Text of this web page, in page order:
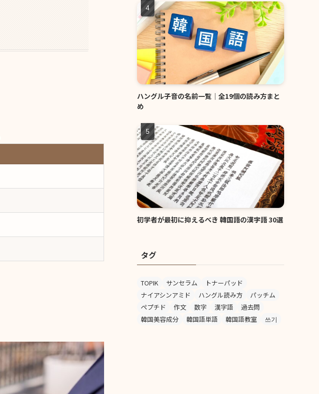
ハングル子音の名前一覧｜全19個の読み方まと
め
初学者が最初に抑えるべき 韓国語の漢字語 30選
タグ
TOPIK サンセラム
トナーパッド
ナイアシンアミド
ハングル読み方
パッチム
ペプチド
作文 数字 漢字語
過去問
韓国美容成分
韓国語単語 韓国語教室 쓰기